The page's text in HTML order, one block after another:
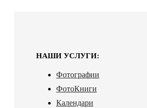
НАШИ УСЛУГИ:
Фотографии
ФотоКниги
Календари